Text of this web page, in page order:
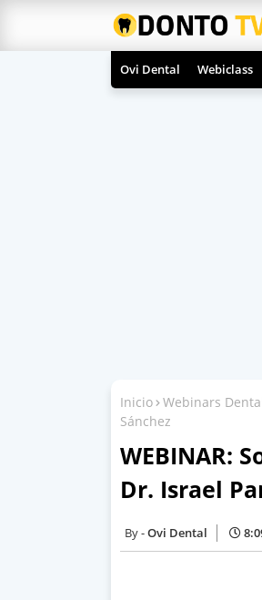
Ovi Dental Webiclass
Inicio Webinars
Sánchez
WEBINAR:
Dr. Israel
Ovi Dental